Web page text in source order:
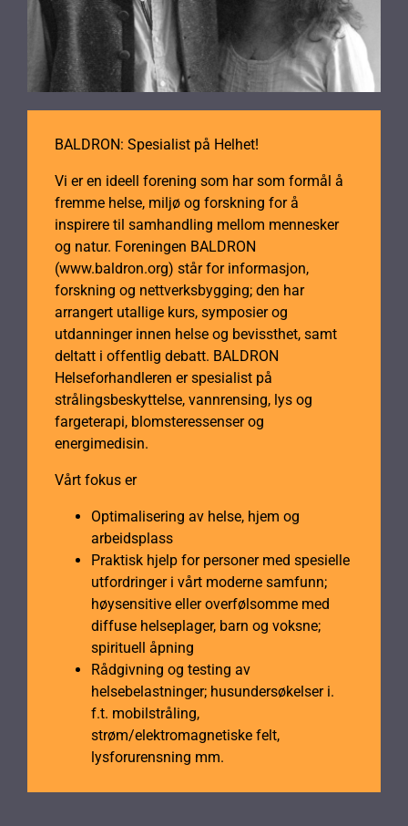
BALDRON: Spesialist på Helhet!
Vi er en ideell forening som har som formål å
fremme helse, miljø og forskning for å
inspirere til samhandling mellom mennesker
og natur. Foreningen BALDRON
(www.baldron.org) står for informasjon,
forskning og nettverksbygging; den har
arrangert utallige kurs, symposier og
utdanninger innen helse og bevissthet, samt
deltatt i offentlig debatt. BALDRON
Helseforhandleren er spesialist på
strålingsbeskyttelse, vannrensing, lys og
fargeterapi, blomsteressenser og
energimedisin.
Vårt fokus er
Optimalisering av helse, hjem og
arbeidsplass
Praktisk hjelp for personer med spesielle
utfordringer i vårt moderne samfunn;
høysensitive eller overfølsomme med
diffuse helseplager, barn og voksne;
spirituell åpning
Rådgivning og testing av
helsebelastninger; husundersøkelser i.
f.t. mobilstråling,
strøm/elektromagnetiske felt,
lysforurensning mm.